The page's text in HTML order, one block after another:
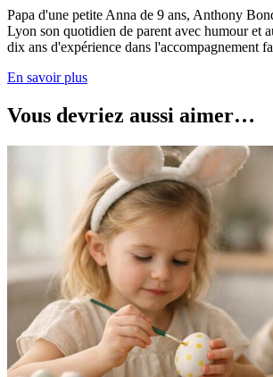
Papa d'une petite Anna de 9 ans, Anthony
Lyon son quotidien de parent avec humour et
dix ans d'expérience dans l'accompagnement
En savoir plus
Vous devriez aussi aimer…